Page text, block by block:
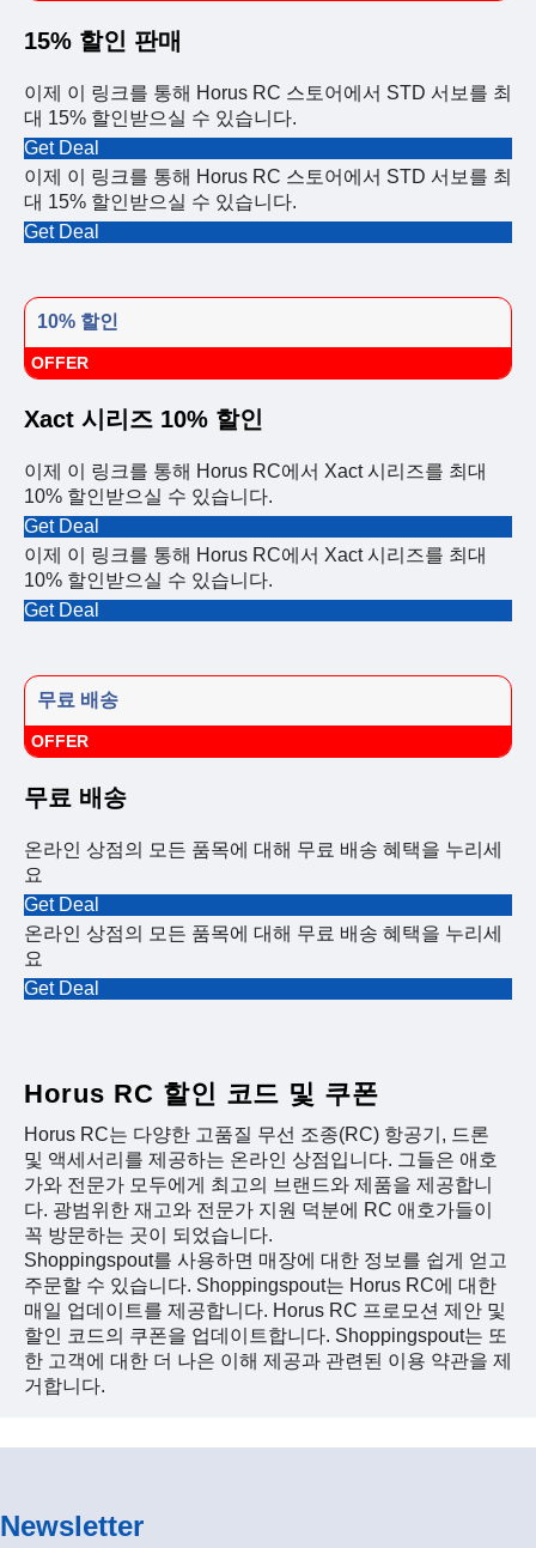
15% 할인 판매
이제 이 링크를 통해 Horus RC 스토어에서 STD 서보를 최
대 15% 할인받으실 수 있습니다.
Get Deal
이제 이 링크를 통해 Horus RC 스토어에서 STD 서보를 최
대 15% 할인받으실 수 있습니다.
Get Deal
10% 할인
OFFER
Xact 시리즈 10% 할인
이제 이 링크를 통해 Horus RC에서 Xact 시리즈를 최대
10% 할인받으실 수 있습니다.
Get Deal
이제 이 링크를 통해 Horus RC에서 Xact 시리즈를 최대
10% 할인받으실 수 있습니다.
Get Deal
무료 배송
OFFER
무료 배송
온라인 상점의 모든 품목에 대해 무료 배송 혜택을 누리세
요
Get Deal
온라인 상점의 모든 품목에 대해 무료 배송 혜택을 누리세
요
Get Deal
Horus RC 할인 코드 및 쿠폰
Horus RC는 다양한 고품질 무선 조종(RC) 항공기, 드론
및 액세서리를 제공하는 온라인 상점입니다. 그들은 애호
가와 전문가 모두에게 최고의 브랜드와 제품을 제공합니
다. 광범위한 재고와 전문가 지원 덕분에 RC 애호가들이
꼭 방문하는 곳이 되었습니다.
Shoppingspout를 사용하면 매장에 대한 정보를 쉽게 얻고
주문할 수 있습니다. Shoppingspout는 Horus RC에 대한
매일 업데이트를 제공합니다. Horus RC 프로모션 제안 및
할인 코드의 쿠폰을 업데이트합니다. Shoppingspout는 또
한 고객에 대한 더 나은 이해 제공과 관련된 이용 약관을 제
거합니다.
Newsletter